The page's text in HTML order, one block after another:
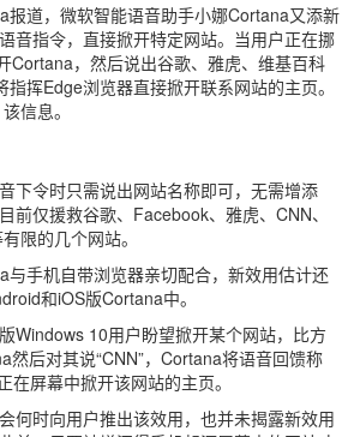
报道，微软智能语音助手小娜Cortana又添新
音指令，直接掀开特定网站。当用户正在挪
Cortana，然后说出谷歌、雅虎、维基百科
挥Edge浏览器直接掀开联系网站的主页。
信息。
下令时只需说出网站名称即可，无需增添
前仅援救谷歌、Facebook、雅虎、CNN、
限的几个网站。
与手机自带浏览器亲切配合，新效用估计还
和iOS版Cortana中。
Windows 10用户盼望掀开某个网站，比方
然后对其说“CNN”，Cortana将语音回馈称
在屏幕中掀开该网站的主页。
何时向用户推出该效用，也并未揭露新效用